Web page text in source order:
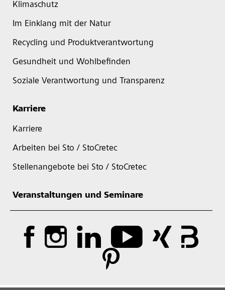
Klimaschutz
Im Einklang mit der Natur
Recycling und Produktverantwortung
Gesundheit und Wohlbefinden
Soziale Verantwortung und Transparenz
Karriere
Karriere
Arbeiten bei Sto / StoCretec
Stellenangebote bei Sto / StoCretec
Veranstaltungen und Seminare